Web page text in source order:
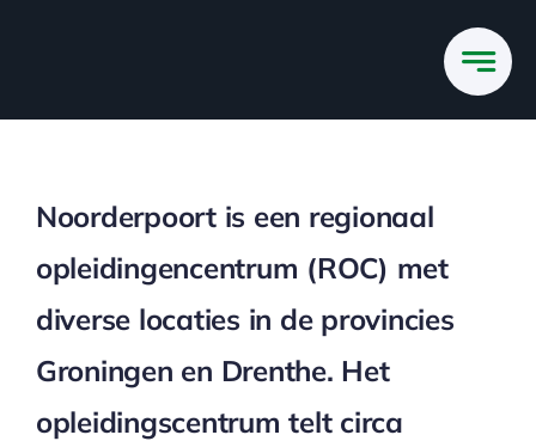
Noorderpoort is een regionaal
opleidingencentrum (ROC) met
diverse locaties in de provincies
Groningen en Drenthe. Het
opleidingscentrum telt circa